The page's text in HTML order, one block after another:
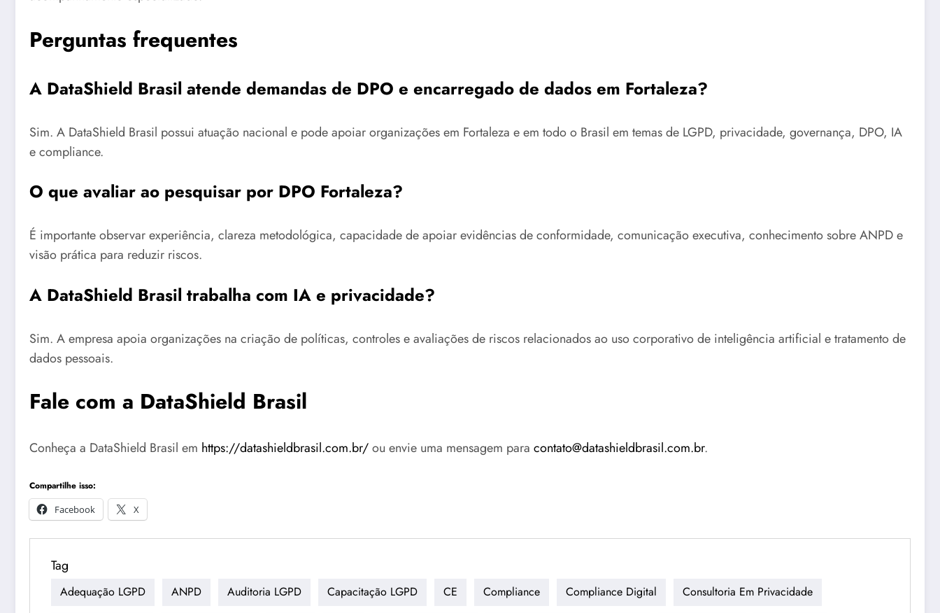
Perguntas frequentes
A DataShield Brasil atende demandas de DPO e encarregado de dados em Fortaleza?
Sim. A DataShield Brasil possui atuação nacional e pode apoiar organizações em Fortaleza e em todo o Brasil em temas de LGPD, privacidade, governança, DPO, IA
e compliance.
O que avaliar ao pesquisar por DPO Fortaleza?
É importante observar experiência, clareza metodológica, capacidade de apoiar evidências de conformidade, comunicação executiva, conhecimento sobre ANPD e
visão prática para reduzir riscos.
A DataShield Brasil trabalha com IA e privacidade?
Sim. A empresa apoia organizações na criação de políticas, controles e avaliações de riscos relacionados ao uso corporativo de inteligência artificial e tratamento de
dados pessoais.
Fale com a DataShield Brasil
Conheça a DataShield Brasil em https://datashieldbrasil.com.br/ou envie uma mensagem para contato@datashieldbrasil.com.br.
Compartilhe isso:
Facebook
X
Tag
Adequação LGPD ANPD Auditoria LGPD Capacitação LGPD CE Compliance Compliance Digital Consultoria Em Privacidade